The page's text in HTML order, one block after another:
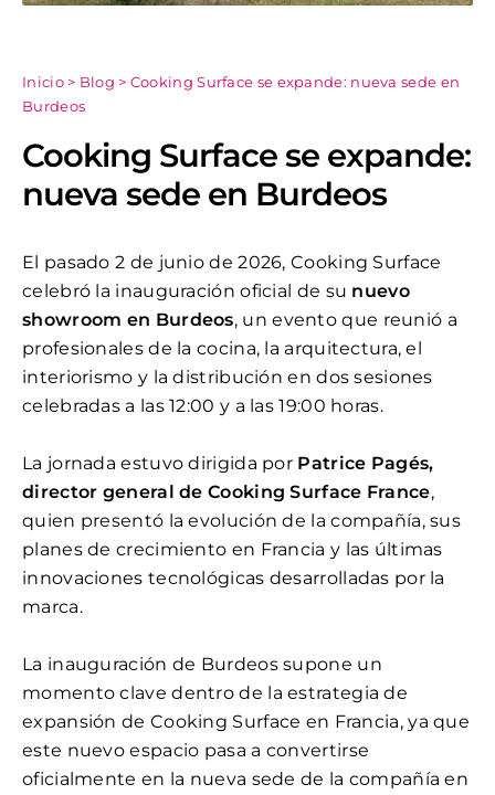
Inicio> Blog > Cooking Surface se expande: nueva sede en
Burdeos
Cooking Surface se expande:
nueva sede en Burdeos
El pasado 2 de junio de 2026, Cooking Surface
celebró la inauguración oficial de su nuevo
showroom en Burdeos, un evento que reunió a
profesionales de la cocina, la arquitectura, el
interiorismo y la distribución en dos sesiones
celebradas a las 12:00 y a las 19:00 horas.
La jornada estuvo dirigida por Patrice Pagés,
director general de Cooking Surface France,
quien presentó la evolución de la compañía, sus
planes de crecimiento en Francia y las últimas
innovaciones tecnológicas desarrolladas por la
marca.
La inauguración de Burdeos supone un
momento clave dentro de la estrategia de
expansión de Cooking Surface en Francia, ya que
este nuevo espacio pasa a convertirse
oficialmente en la nueva sede de la compañía en